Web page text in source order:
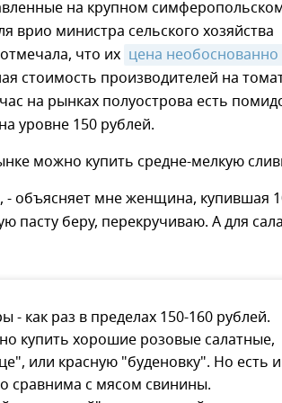
на крупном
врио министра сельского хозяйства
что их цена необоснованно
стоимость производителей на
на рынках полуострова есть
уровне 150 рублей.
можно купить средне-мелкую
- объясняет мне женщина, купившая
пасту беру, перекручиваю. А для
- как раз в пределах 150-160 рублей.
купить хорошие розовые салатные,
или красную "буденовку". Но есть и
сравнима с мясом свинины.